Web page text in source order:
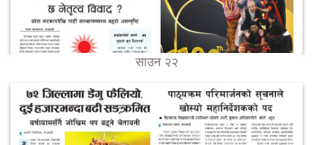
साउन २२